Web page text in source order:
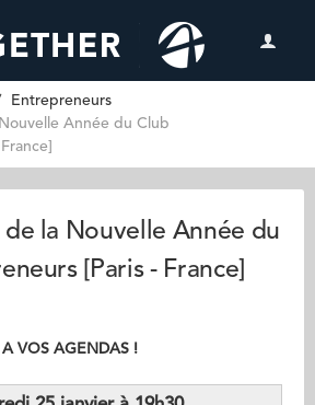
Entrepreneurs
Année du Club
la Nouvelle Année du
[Paris - France]
A VOS AGENDAS !